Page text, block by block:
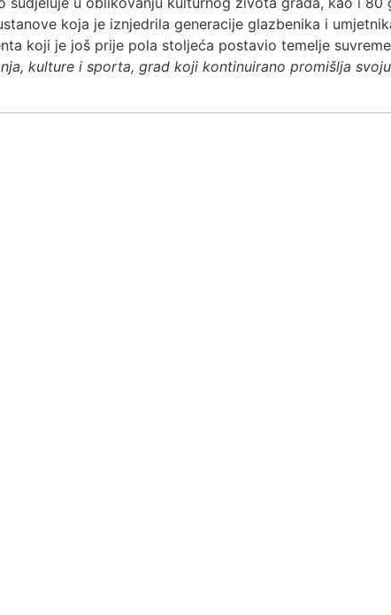
koja je iznjedrila generacije glazbenika i
koji je još prije pola stoljeća postavio temelje
kulture i sporta, grad koji kontinuirano promišlja